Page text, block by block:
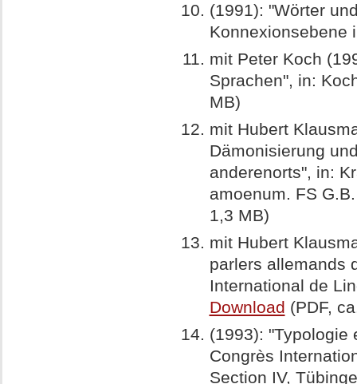
(1991): "Wörter
Konnexionsebene
mit Peter Koch
Sprachen", in:
MB)
mit Hubert
Dämonisierung
anderenorts", in:
amoenum. FS
1,3 MB)
mit Hubert
parlers allemands
International de
Download (PDF,
(1993): "Typologie
Congrès
Section IV,